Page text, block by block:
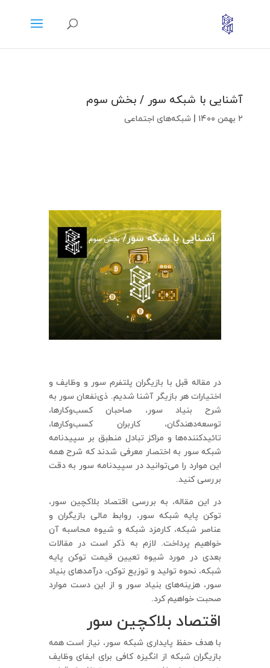
آشنایی با شبکه سور / بخش سوم
۲ بهمن ۱۴۰۰ شبکه‌های اجتماعی
در مقاله قبل با بازیگران پلتفرم سور و وظایف و
اختیارات هر بازیگر آشنا شدیم. ذی‌نفعان سور به
شرح بنیاد سور، صاحبان کسب‌وکارها،
توسعه‌دهندگان، کاربران کسب‌وکارها،
تائیدکننده‌ها و مراکز تبادل منطبق بر سپیدنامه
شبکه سور به اختصار معرفی شدند که شرح همه
این موارد را می‌توانید در سپیدنامه سور به دقت
بررسی کنید.
در این مقاله، به بررسی اقتصاد بلاکچین سور،
توکن پایه شبکه سور، روابط مالی بازیگران و
عناصر شبکه، کارمزد شبکه و شیوه محاسبه آن
خواهیم پرداخت. لازم به ذکر است در مقالات
بعدی در مورد شیوه تعیین قیمت توکن پایه
شبکه، نحوه تولید و توزیع توکن، درآمدهای بنیاد
سور، هزینه‌های بنیاد سور و از این دست موارد
صحبت خواهیم کرد.
اقتصاد بلاکچین سور
با هدف حفظ پایداری شبکه سور، نیاز است همه
بازیگران شبکه از انگیزه کافی برای ایفای وظایف